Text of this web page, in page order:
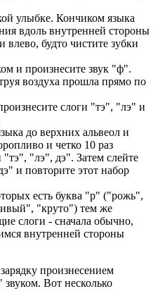
улыбке. Кончиком языка
вдоль внутренней стороны
влево, будто чистите зубки
и произнесите звук "ф".
воздуха прошла прямо по
слоги "тэ", "лэ" и
до верхних альвеол и
и четко 10 раз
"тэ", "лэ", дэ". Затем слейте
и повторите этот набор
есть буква "р" ("рожь",
"круто") тем же
слоги - сначала обычно,
внутренней стороны
произнесением
Вот несколько